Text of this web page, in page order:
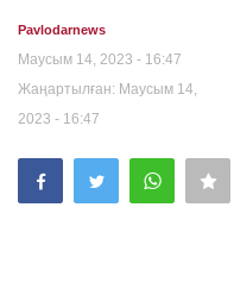
Pavlodarnews
Маусым 14, 2023 - 16:47
Жаңартылған: Маусым 14,
2023 - 16:47